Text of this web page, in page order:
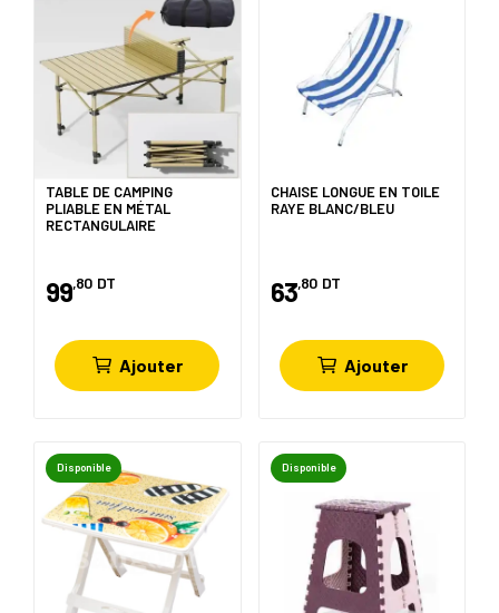
TABLE DE CAMPING
PLIABLE EN MÉTAL
RECTANGULAIRE
99,80 DT
Ajouter
CHAISE LONGUE EN TOILE
RAYE BLANC/BLEU
63,80 DT
Ajouter
Disponible Disponible